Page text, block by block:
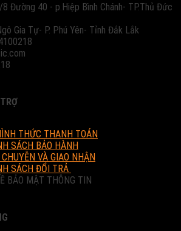
Đường 40 - p.Hiệp Bình Chánh- TP.Thủ Đức
Gia Tự- P. Phú Yên- Tỉnh Đắk Lắk
THỨC THANH TOÁN
SÁCH BẢO HÀNH
VÀ GIAO NHẬN
SÁCH ĐỔI TRẢ
BẢO MẬT THÔNG TIN